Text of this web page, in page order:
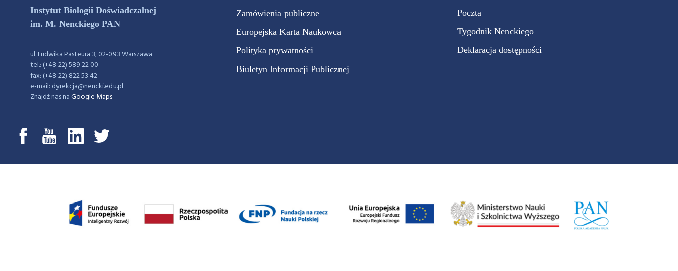
Instytut Biologii Doświadczalnej
im. M. Nenckiego PAN
ul. Ludwika Pasteura 3, 02-093 Warszawa
tel.: (+48 22) 589 22 00
fax: (+48 22) 822 53 42
e-mail: dyrekcja@nencki.edu.pl
Znajdź nas naGoogle Maps
Zamówienia publiczne
Europejska Karta Naukowca
Polityka prywatności
Biuletyn Informacji Publicznej
Poczta
Tygodnik Nenckiego
Deklaracja dostępności